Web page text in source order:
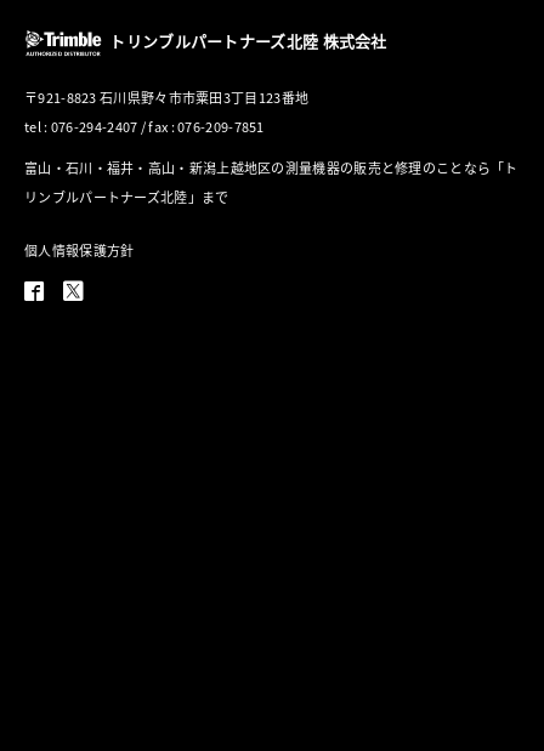
トリンブルパートナーズ北陸 株式会社
〒921-8823 石川県野々市市粟田3丁目123番地
tel : 076-294-2407 / fax : 076-209-7851
富山・石川・福井・高山・新潟上越地区の測量機器の販売と修理のことなら「ト
リンブルパートナーズ北陸」まで
個人情報保護方針